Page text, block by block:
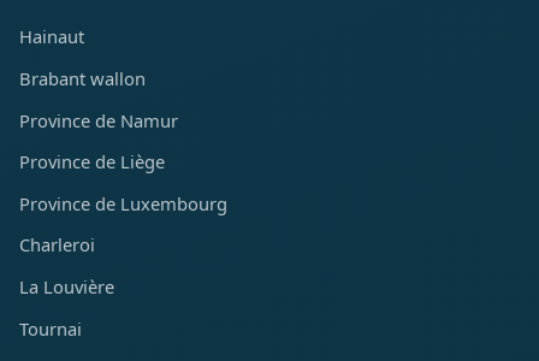
Hainaut
Brabant wallon
Province de Namur
Province de Liège
Province de Luxembourg
Charleroi
La Louvière
Tournai